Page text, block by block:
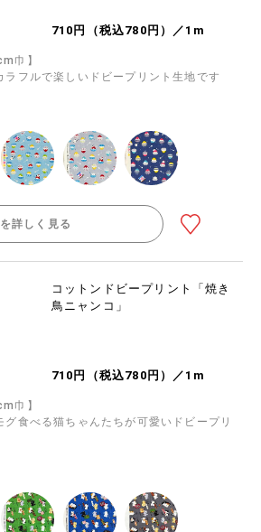
710円（税込780円）／1m
巾】
ラフルで楽しいドビープリント生地です
詳しく見る
コットンドビープリント「焼き
鳥ニャンコ」
710円（税込780円）／1m
巾】
食べる猫ちゃんたちが可愛いドビープリ